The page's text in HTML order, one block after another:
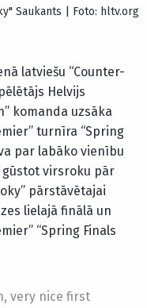
Saukants | Foto: hltv.org
latviešu “Counter-
Helvijs
komanda uzsāka
turnīra “Spring
par labāko vienību
gūstot virsroku pār
pārstāvētajai
lielajā finālā un
“Spring Finals
very nice first